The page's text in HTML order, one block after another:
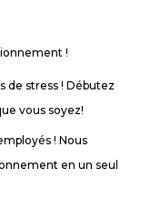
!
de stress ! Débutez
vous soyez!
! Nous
en un seul